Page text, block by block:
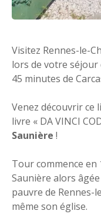
Visitez Rennes-le-
lors de votre séjour
45 minutes de
Venez découvrir ce
livre « DA VINCI
Saunière !
Tour commence en
Saunière alors
pauvre de Rennes-
même son église.